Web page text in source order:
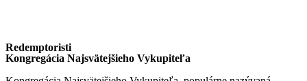
Redemptoristi
Kongregácia Najsvätejšieho Vykupiteľa